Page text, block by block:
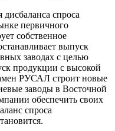
спроса
первичного
собственное
выпуск
заводах с целью
продукции с высокой
РУСАЛ строит новые
заводы в Восточной
обеспечить своих
спроса